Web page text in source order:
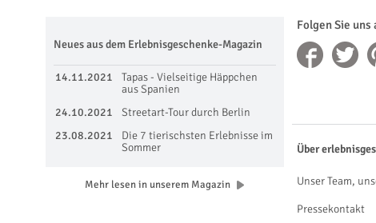
Folgen Sie uns
Neues aus dem Erlebnisgeschenke-Magazin
14.11.2021
Tapas - Vielseitige Häppchen
aus Spanien
24.10.2021
Streetart-Tour durch Berlin
23.08.2021
Die 7 tierischsten Erlebnisse im
Sommer
Mehr lesen in unserem Magazin
Über
Unser Team,
Pressekontakt